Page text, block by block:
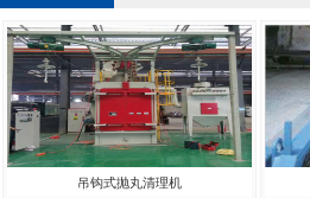
吊钩式抛丸清理机